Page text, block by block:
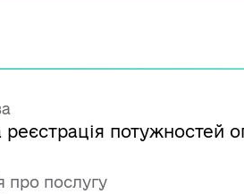
потужностей
про послугу